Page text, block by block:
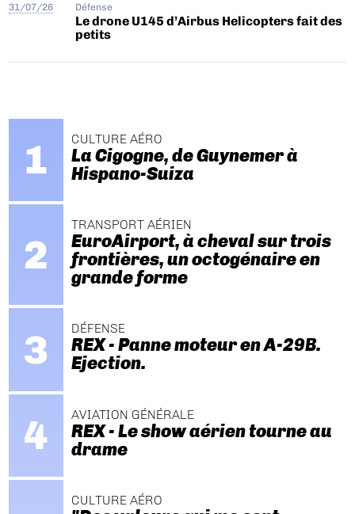
31/07/26 Défense
Le drone U145 d’Airbus Helicopters fait des
petits
CULTURE AÉRO
La Cigogne, de Guynemer à
Hispano-Suiza
TRANSPORT AÉRIEN
EuroAirport, à cheval sur trois
frontières, un octogénaire en
grande forme
DÉFENSE
REX - Panne moteur en A-29B.
Ejection.
AVIATION GÉNÉRALE
REX - Le show aérien tourne au
drame
CULTURE AÉRO